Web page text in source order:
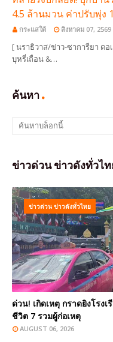
4.5 ล้านมวน ค่าปรับพุ่ง
กระแสใต้ สิงหาคม 07, 2569
[ นราธิวาส/ข่าว-ซาการียา ดอ
บุหรี่เถื่อน &…
ค้นหา
ข่าวด่วน ข่าวดังทั่วไท
ข่าวด่วน ข่าวดังทั่วไทย
ด่วน! เกิดเหตุ กราดยิงโรง
ชีวิต 7 รวมผู้ก่อเหตุ
AUGUST 06, 2026